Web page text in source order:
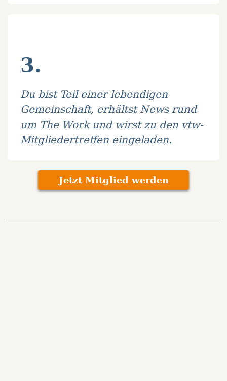
3.
Du bist Teil einer lebendigen
Gemeinschaft, erhältst News rund
um The Work und wirst zu den vtw-
Mitgliedertreffen eingeladen.
Jetzt Mitglied werden